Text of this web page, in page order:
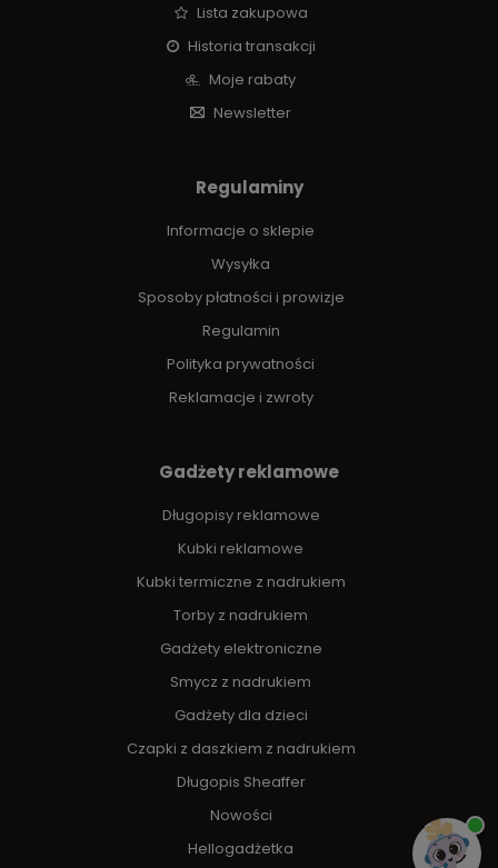
Lista zakupowa
Historia transakcji
Moje rabaty
Newsletter
Regulaminy
Informacje o sklepie
Wysyłka
Sposoby płatności i prowizje
Regulamin
Polityka prywatności
Reklamacje i zwroty
Gadżety reklamowe
Długopisy reklamowe
Kubki reklamowe
Kubki termiczne z nadrukiem
Torby z nadrukiem
Gadżety elektroniczne
Smycz z nadrukiem
Gadżety dla dzieci
Czapki z daszkiem z nadrukiem
Długopis Sheaffer
Nowości
Hellogadżetka